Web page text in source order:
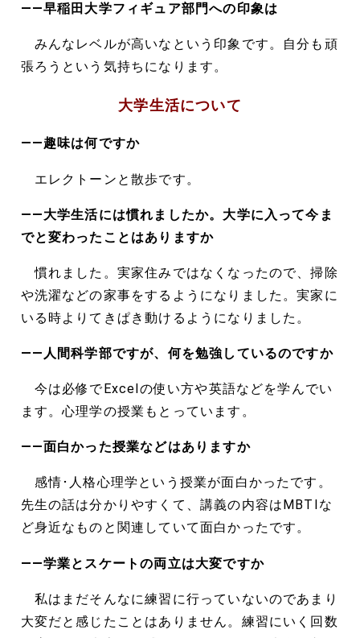
――早稲田大学フィギュア部門への印象は
みんなレベルが高いなという印象です。自分も頑
張ろうという気持ちになります。
大学生活について
――趣味は何ですか
エレクトーンと散歩です。
――大学生活には慣れましたか。大学に入って今ま
でと変わったことはありますか
慣れました。実家住みではなくなったので、掃除
や洗濯などの家事をするようになりました。実家に
いる時よりてきぱき動けるようになりました。
――人間科学部ですが、何を勉強しているのですか
今は必修でExcelの使い方や英語などを学んでい
ます。心理学の授業もとっています。
――面白かった授業などはありますか
感情･人格心理学という授業が面白かったです。
先生の話は分かりやすくて、講義の内容はMBTIな
ど身近なものと関連していて面白かったです。
――学業とスケートの両立は大変ですか
私はまだそんなに練習に行っていないのであまり
大変だと感じたことはありません。練習にいく回数